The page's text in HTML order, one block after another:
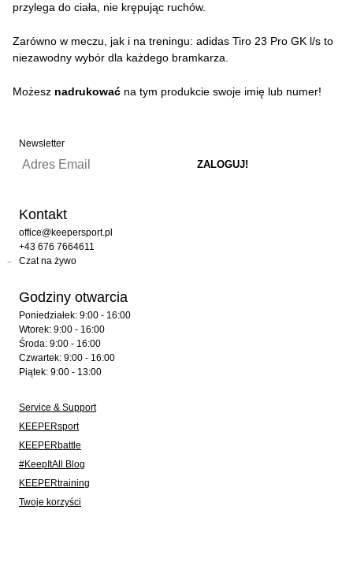
przylega do ciała, nie krępując ruchów.
Zarówno w meczu, jak i na treningu: adidas Tiro 23 Pro GK l/s to
niezawodny wybór dla każdego bramkarza.
Możesz nadrukować na tym produkcie swoje imię lub numer!
Newsletter
Kontakt
office@keepersport.pl
+43 676 7664611
Czat na żywo
Godziny otwarcia
Poniedziałek: 9:00 - 16:00
Wtorek: 9:00 - 16:00
Środa: 9:00 - 16:00
Czwartek: 9:00 - 16:00
Piątek: 9:00 - 13:00
Service & Support
KEEPERsport
KEEPERbattle
#KeepItAll Blog
KEEPERtraining
Twoje korzyści